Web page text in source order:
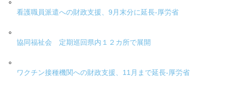
看護職員派遣への財政支援、9月末分に延長-厚労省
協同福祉会 定期巡回県内１２カ所で展開
ワクチン接種機関への財政支援、11月まで延長-厚労省